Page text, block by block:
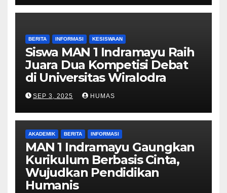
BERITA INFORMASI KESISWAAN
Siswa MAN 1 Indramayu Raih
Juara Dua Kompetisi Debat
di Universitas Wiralodra
SEP 3, 2025 HUMAS
AKADEMIK BERITA INFORMASI
MAN 1 Indramayu Gaungkan
Kurikulum Berbasis Cinta,
Wujudkan Pendidikan
Humanis